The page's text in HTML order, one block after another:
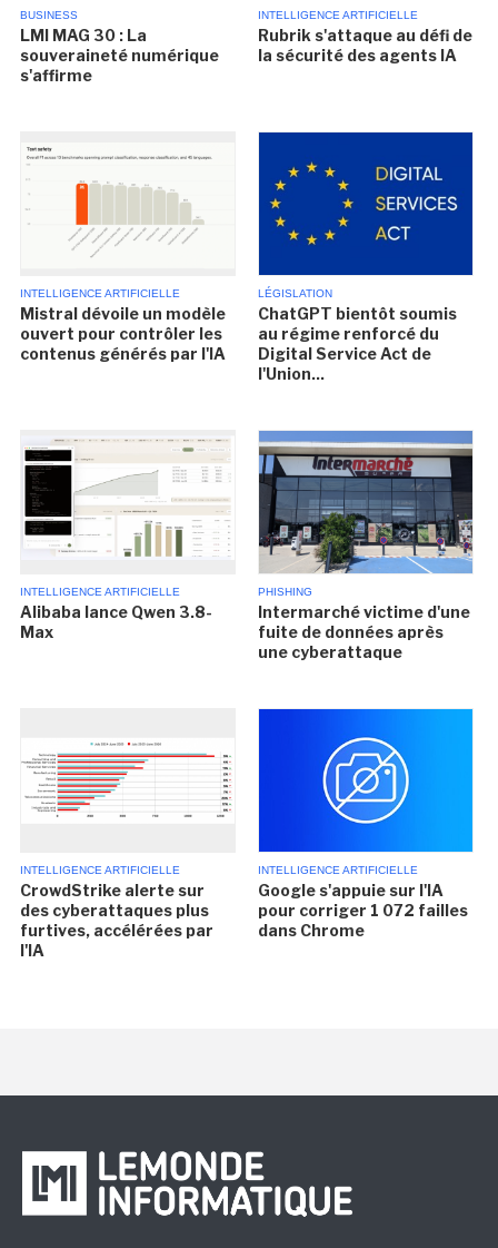
BUSINESS
LMI MAG 30 : La
souveraineté numérique
s'affirme
INTELLIGENCE ARTIFICIELLE
Rubrik s'attaque au défi de
la sécurité des agents IA
INTELLIGENCE ARTIFICIELLE
Mistral dévoile un modèle
ouvert pour contrôler les
contenus générés par l'IA
LÉGISLATION
ChatGPT bientôt soumis
au régime renforcé du
Digital Service Act de
l'Union...
INTELLIGENCE ARTIFICIELLE
Alibaba lance Qwen 3.8-
Max
PHISHING
Intermarché victime d'une
fuite de données après
une cyberattaque
INTELLIGENCE ARTIFICIELLE
CrowdStrike alerte sur
des cyberattaques plus
furtives, accélérées par
l'IA
INTELLIGENCE ARTIFICIELLE
Google s'appuie sur l'IA
pour corriger 1 072 failles
dans Chrome